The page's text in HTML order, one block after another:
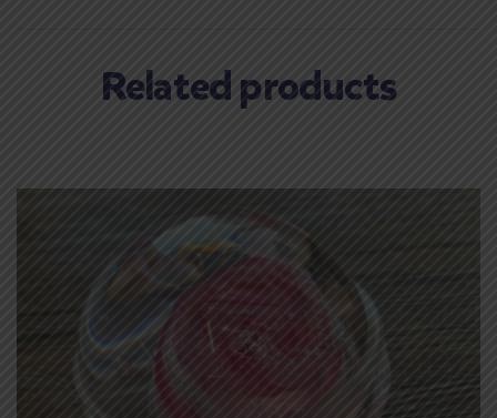
Related products